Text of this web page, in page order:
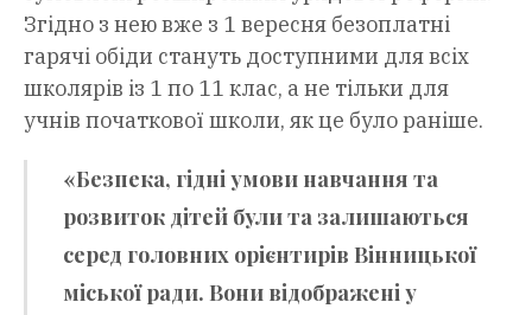
Згідно з нею вже з 1 вересня безоплатні
гарячі обіди стануть доступними для всіх
школярів із 1 по 11 клас, а не тільки для
учнів початкової школи, як це було раніше.
«Безпека, гідні умови навчання та
розвиток дітей були та залишаються
серед головних орієнтирів Вінницької
міської ради. Вони відображені у